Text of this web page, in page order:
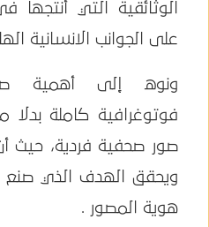
الوثائقية التي
على الجوانب الانسانية
ونوه إلى أهمية
فوتوغرافية كاملة بدلا
صور صحفية فردية، حيث
ويحقق الهدف الذي صنع
هوية المصور .